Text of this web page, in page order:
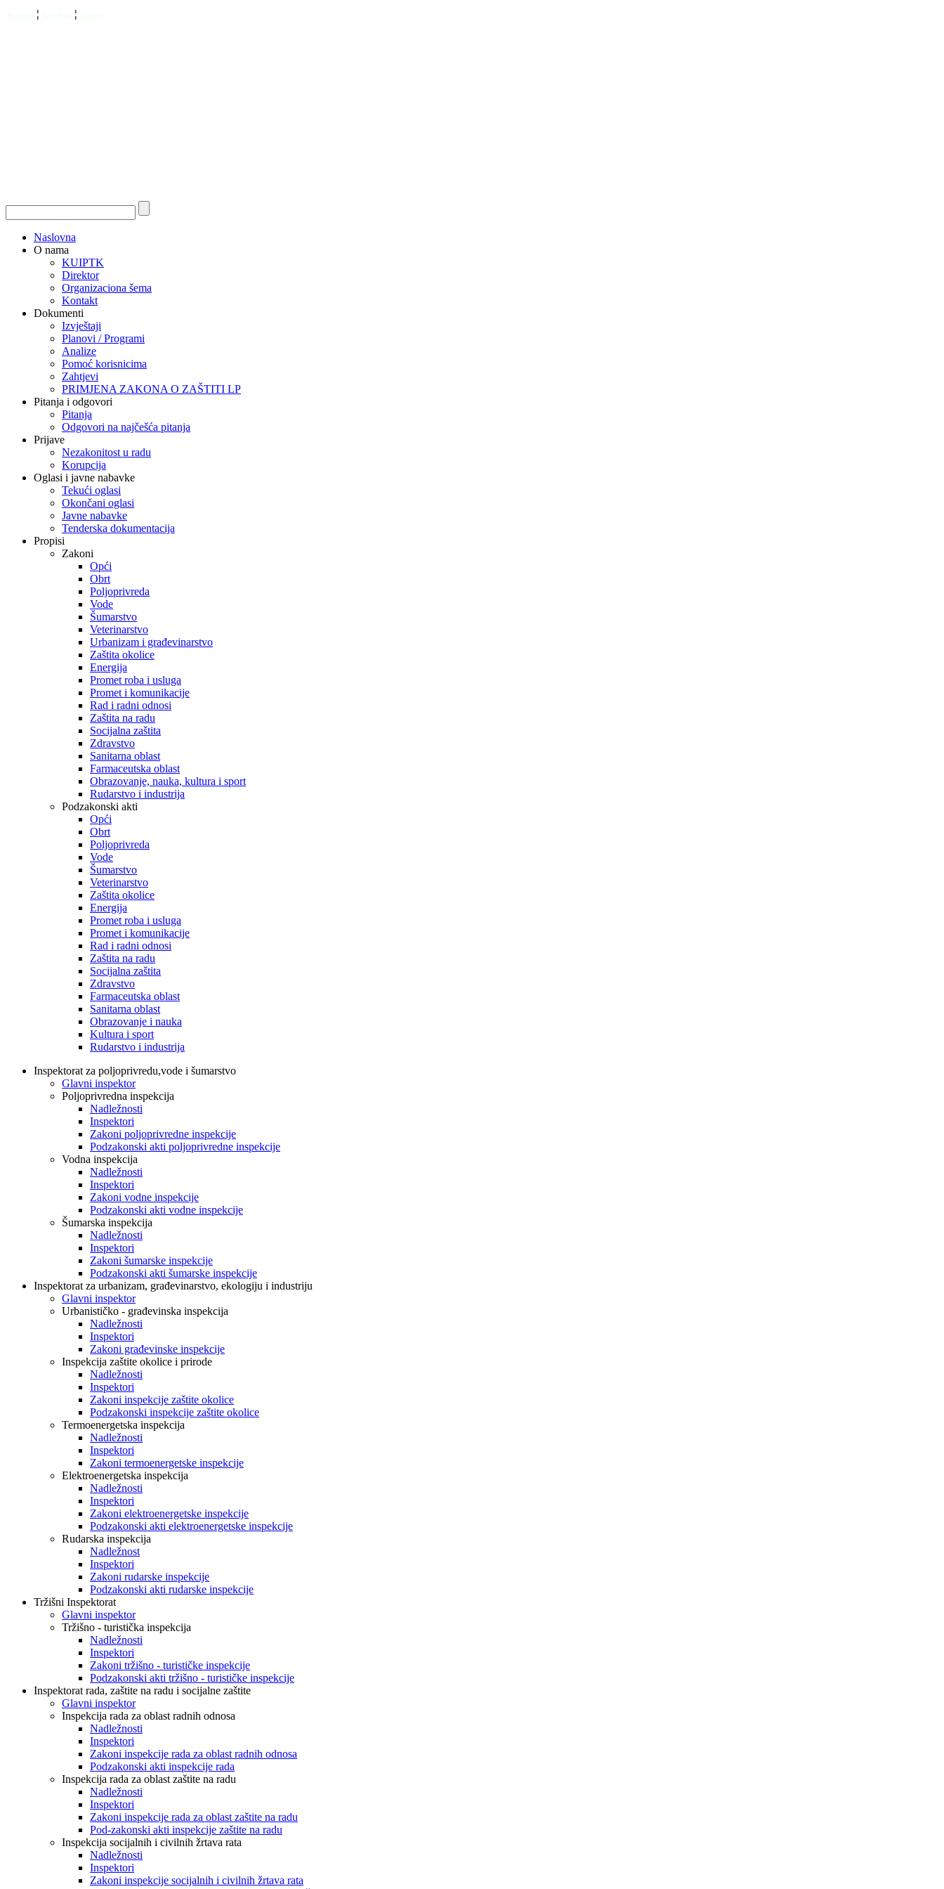
¦ ¦
Naslovna
O nama
KUIPTK
Direktor
Organizaciona šema
Kontakt
Dokumenti
Izvještaji
Planovi / Programi
Analize
Pomoć korisnicima
Zahtjevi
PRIMJENA ZAKONA O ZAŠTITI LP
Pitanja i odgovori
Pitanja
Odgovori na najčešća pitanja
Prijave
Nezakonitost u radu
Korupcija
Oglasi i javne nabavke
Tekući oglasi
Okončani oglasi
Javne nabavke
Tenderska dokumentacija
Propisi
Zakoni
Opći
Obrt
Poljoprivreda
Vode
Šumarstvo
Veterinarstvo
Urbanizam i građevinarstvo
Zaštita okolice
Energija
Promet roba i usluga
Promet i komunikacije
Rad i radni odnosi
Zaštita na radu
Socijalna zaštita
Zdravstvo
Sanitarna oblast
Farmaceutska oblast
Obrazovanje, nauka, kultura i sport
Rudarstvo i industrija
Podzakonski akti
Opći
Obrt
Poljoprivreda
Vode
Šumarstvo
Veterinarstvo
Zaštita okolice
Energija
Promet roba i usluga
Promet i komunikacije
Rad i radni odnosi
Zaštita na radu
Socijalna zaštita
Zdravstvo
Farmaceutska oblast
Sanitarna oblast
Obrazovanje i nauka
Kultura i sport
Rudarstvo i industrija
Inspektorat za poljoprivredu,vode i šumarstvo
Glavni inspektor
Poljoprivredna inspekcija
Nadležnosti
Inspektori
Zakoni poljoprivredne inspekcije
Podzakonski akti poljoprivredne inspekcije
Vodna inspekcija
Nadležnosti
Inspektori
Zakoni vodne inspekcije
Podzakonski akti vodne inspekcije
Šumarska inspekcija
Nadležnosti
Inspektori
Zakoni šumarske inspekcije
Podzakonski akti šumarske inspekcije
Inspektorat za urbanizam, građevinarstvo, ekologiju i industriju
Glavni inspektor
Urbanističko - građevinska inspekcija
Nadležnosti
Inspektori
Zakoni građevinske inspekcije
Inspekcija zaštite okolice i prirode
Nadležnosti
Inspektori
Zakoni inspekcije zaštite okolice
Podzakonski inspekcije zaštite okolice
Termoenergetska inspekcija
Nadležnosti
Inspektori
Zakoni termoenergetske inspekcije
Elektroenergetska inspekcija
Nadležnosti
Inspektori
Zakoni elektroenergetske inspekcije
Podzakonski akti elektroenergetske inspekcije
Rudarska inspekcija
Nadležnost
Inspektori
Zakoni rudarske inspekcije
Podzakonski akti rudarske inspekcije
Tržišni Inspektorat
Glavni inspektor
Tržišno - turistička inspekcija
Nadležnosti
Inspektori
Zakoni tržišno - turističke inspekcije
Podzakonski akti tržišno - turističke inspekcije
Inspektorat rada, zaštite na radu i socijalne zaštite
Glavni inspektor
Inspekcija rada za oblast radnih odnosa
Nadležnosti
Inspektori
Zakoni inspekcije rada za oblast radnih odnosa
Podzakonski akti inspekcije rada
Inspekcija rada za oblast zaštite na radu
Nadležnosti
Inspektori
Zakoni inspekcije rada za oblast zaštite na radu
Pod-zakonski akti inspekcije zaštite na radu
Inspekcija socijalnih i civilnih žrtava rata
Nadležnosti
Inspektori
Zakoni inspekcije socijalnih i civilnih žrtava rata